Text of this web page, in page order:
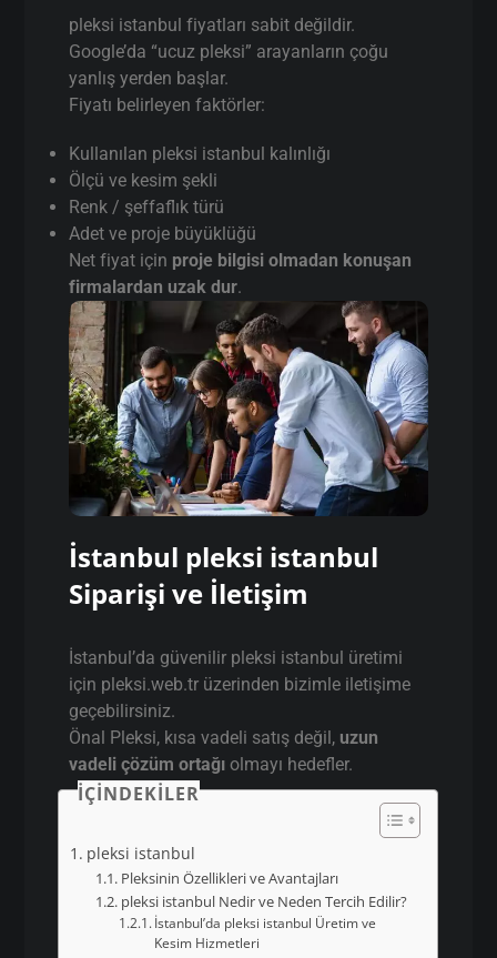
pleksi istanbul fiyatları sabit değildir.
Google’da “ucuz pleksi” arayanların çoğu
yanlış yerden başlar.
Fiyatı belirleyen faktörler:
Kullanılan pleksi istanbul kalınlığı
Ölçü ve kesim şekli
Renk / şeffaflık türü
Adet ve proje büyüklüğü
Net fiyat için proje bilgisi olmadan konuşan
firmalardan uzak dur.
İstanbul pleksi istanbul
Siparişi ve İletişim
İstanbul’da güvenilir pleksi istanbul üretimi
için pleksi.web.tr üzerinden bizimle iletişime
geçebilirsiniz.
Önal Pleksi, kısa vadeli satış değil, uzun
vadeli çözüm ortağı olmayı hedefler.
İÇINDEKILER
pleksi istanbul
Pleksinin Özellikleri ve Avantajları
pleksi istanbul Nedir ve Neden Tercih Edilir?
İstanbul’da pleksi istanbul Üretim ve
Kesim Hizmetleri